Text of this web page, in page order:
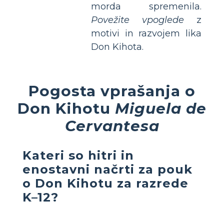
morda spremenila.
Povežite vpoglede z
motivi in razvojem lika
Don Kihota.
Pogosta vprašanja o
Don Kihotu Miguela de
Cervantesa
Kateri so hitri in
enostavni načrti za pouk
o Don Kihotu za razrede
K–12?